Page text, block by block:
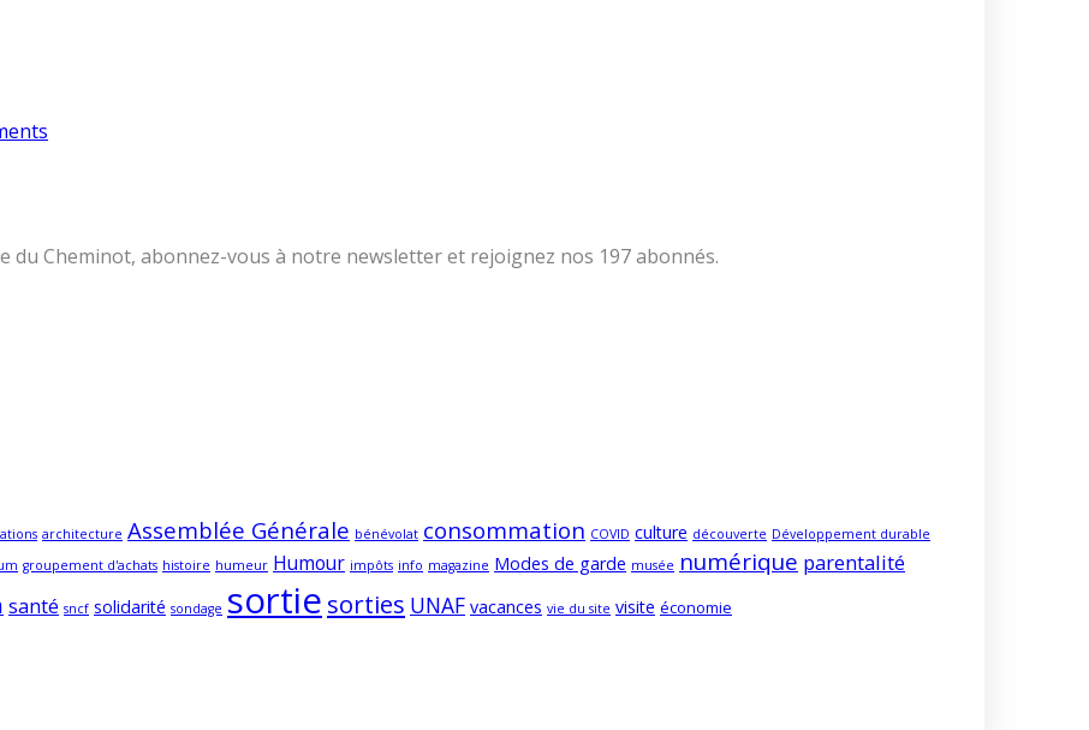
du Cheminot, abonnez-vous à notre newsletter et rejoignez nos 197 abonnés.
architecture Assemblée Générale bénévolat consommation COVID culture découverte Développement durable
groupement d'achats histoire humeur Humour impôts info magazine Modes de garde musée numérique parentalité
santé sncf solidarité sondage sortie sorties UNAF vacances vie du site visite économie